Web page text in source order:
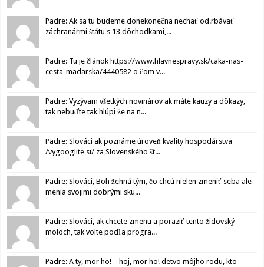
Padre: Ak sa tu budeme donekonečna nechať od.rbávať
záchranármi štátu s 13 dôchodkami,...
Padre: Tu je článok https://www.hlavnespravy.sk/caka-nas-
cesta-madarska/4440582 o čom v...
Padre: Vyzývam všetkých novinárov ak máte kauzy a dôkazy,
tak nebuďte tak hlúpi že na n...
Padre: Slováci ak poznáme úroveň kvality hospodárstva
/vygooglite si/ za Slovenského št...
Padre: Slováci, Boh žehná tým, čo chcú nielen zmeniť seba ale
menia svojimi dobrými sku...
Padre: Slováci, ak chcete zmenu a poraziť tento židovský
moloch, tak volte podľa progra...
Padre: A ty, mor ho! – hoj, mor ho! detvo môjho rodu, kto